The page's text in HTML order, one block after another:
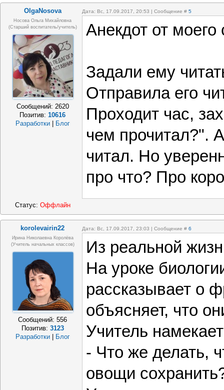
OlgaNosova Дата: Вс, 17.09.2017, 20:53 | Сообщение # 5
Носова Ольга Михайловна
(старший воспитатель/учитель)
Сообщений: 2620
Позитив:10616
Разработки
Блог
Анекдот от
Задали ему
Отправила его
Проходит час,
чем прочитал?".
читал. Но
про что? Про
Статус: Оффлайн
korolevairin22 Дата: Вс, 17.09.2017, 23:03 | Сообщение # 6
Ирина Николаевна Королёва
(учитель начальных классов)
Сообщений:556
Позитив: 3123
Разработки
Блог
Из реальной
На уроке
рассказывает о
объясняет, что
Учитель
- Что же делать,
овощи